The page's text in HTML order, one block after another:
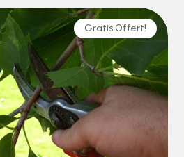
Gratis Offert!